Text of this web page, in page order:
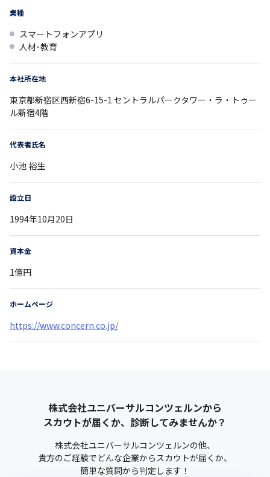
業種
スマートフォンアプリ
人材･教育
本社所在地
東京都新宿区西新宿6-15-1 セントラルパークタワー・ラ・トゥー
ル新宿4階
代表者氏名
小池 裕生
設立日
1994年10月20日
資本金
1億円
ホームページ
https://www.concern.co.jp/
株式会社ユニバーサルコンツェルンから
スカウトが届くか、診断してみませんか？
株式会社ユニバーサルコンツェルンの他、
貴方のご経験でどんな企業からスカウトが届くか、
簡単な質問から判定します！